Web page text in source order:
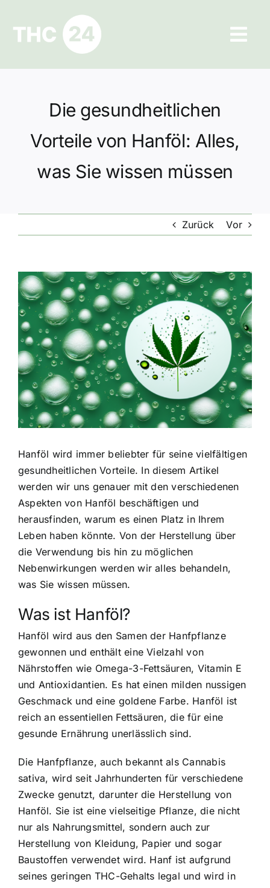
springen
Ratgeber
Hilfe und Kontakt
Datenschutz
Die gesundheitlichen
Vorteile von Hanföl: Alles,
was Sie wissen müssen
Zurück Vor
Zeige
grösseres
Bild
Hanföl wird immer beliebter für seine vielfältigen
gesundheitlichen Vorteile. In diesem Artikel
werden wir uns genauer mit den verschiedenen
Aspekten von Hanföl beschäftigen und
herausfinden, warum es einen Platz in Ihrem
Leben haben könnte. Von der Herstellung über
die Verwendung bis hin zu möglichen
Nebenwirkungen werden wir alles behandeln,
was Sie wissen müssen.
Was ist Hanföl?
Hanföl wird aus den Samen der Hanfpflanze
gewonnenund enthält eine Vielzahl von
Nährstoffen wie Omega-3-Fettsäuren, Vitamin E
und Antioxidantien. Es hat einen milden nussigen
Geschmack und eine goldene Farbe. Hanföl ist
reich an essentiellen Fettsäuren, die für eine
gesunde Ernährung unerlässlich sind.
Die Hanfpflanze, auch bekannt als Cannabis
sativa, wird seit Jahrhunderten für verschiedene
Zwecke genutzt, darunter die Herstellung von
Hanföl. Sie ist eine vielseitige Pflanze, die nicht
nur als Nahrungsmittel, sondern auch zur
Herstellung von Kleidung, Papier und sogar
Baustoffen verwendet wird. Hanf ist aufgrund
seines geringen THC-Gehalts legal und wird in